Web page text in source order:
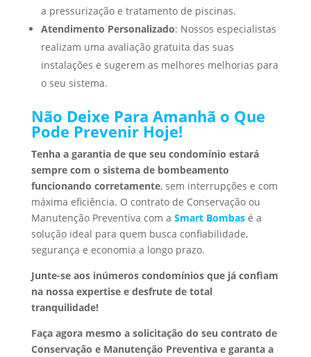
a pressurização e tratamento de piscinas.
Atendimento Personalizado: Nossos especialistas
realizam uma avaliação gratuita das suas
instalações e sugerem as melhores melhorias para
o seu sistema.
Não Deixe Para Amanhã o Que
Pode Prevenir Hoje!
Tenha a garantia de que seu condomínio estará
sempre com o sistema de bombeamento
funcionando corretamente, sem interrupções e com
máxima eficiência. O contrato de Conservação ou
Manutenção Preventiva com a Smart Bombasé a
solução ideal para quem busca confiabilidade,
segurança e economia a longo prazo.
Junte-se aos inúmeros condomínios que já confiam
na nossa expertise e desfrute de total
tranquilidade!
Faça agora mesmo a solicitação do seu contrato de
Conservação e Manutenção Preventiva e garanta a